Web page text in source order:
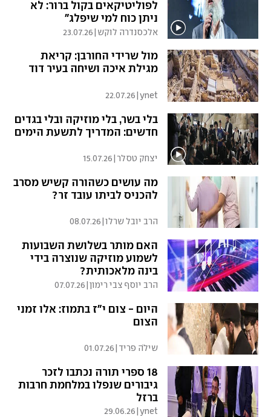
לפוליטיקאים בקול ברור: לא
ניתן כוח למי שיפלג"
אלכסנדרה לוקש 23.07.26
מול שרידי החורבן: קריאת
מגילת איכה ושיחה בעיר דוד
ynet
|
22.07.26
בלי בשר, בלי מוזיקה ובלי בגדים
חדשים: המדריך לתשעת הימים
יצחק טסלר|
15.07.26
מה עושים כשהורה קשיש מסרב
להכניס לביתו עובד זר?
הרב יובל שרלו|
08.07.26
האם מותר בשלושת השבועות
לשמוע מוזיקה שנוצרה בידי
בינה מלאכותית?
הרב יוסף צבי רימון|
07.07.26
היום - צום י"ז בתמוז: אלו זמני
הצום
שילֹה פריד 01.07.26
18 ספרי תורה נכתבו לזכר
גיבורים שנפלו במלחמת חרבות
ברזל
ynet
|
29.06.26